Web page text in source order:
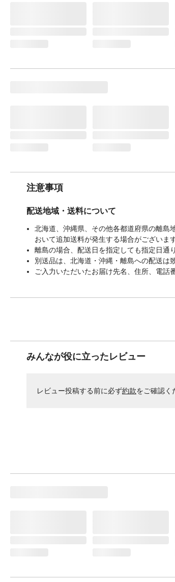
注意事項
配送地域・送料について
北海道、沖縄県、その他各都道府県の離島
おいて追加送料が発生する場合がございます
離島の場合、配送日を指定しても指定日通
別送品は、北海道・沖縄・離島への配送は
ご入力いただいたお届け先名、住所、電話
みんなが役に立ったレビュー
レビュー投稿する前に必ず約款をご確認く